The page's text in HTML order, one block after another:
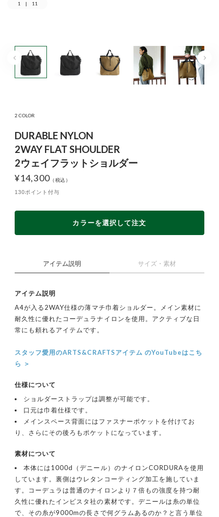
1 | 11
2 COLOR
DURABLE NYLON
2WAY FLAT SHOULDER
2ウェイフラットショルダー
¥14,300
130ポイント付与
カラーを選択して注文
アイテム説明 サイズ・素材
アイテム説明
A4が入る2WAY仕様の薄マチ巾着ショルダー。メイン素材に
耐久性に優れたコーデュラナイロンを使用。アクティブな日
常にも頼れるアイテムです。
スタッフ愛用のARTS&CRAFTSアイテム のYouTubeはこち
ら ＞
仕様について
ショルダーストラップは調整が可能です。
口元は巾着仕様です。
メインスペース背面にはファスナーポケットを付けてお
り、さらにその後ろもポケットになっています。
素材について
本体には1000d（デニール）のナイロンCORDURAを使用
しています。裏側はウレタンコーティング加工を施していま
す。コーデュラは普通のナイロンより７倍もの強度を持つ耐
久性に優れたインビスタ社の素材です。デニールは糸の単位
で、その糸が9000mの長さで何グラムあるのか？と言う単位